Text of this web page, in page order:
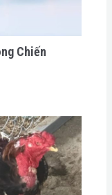
Chiến